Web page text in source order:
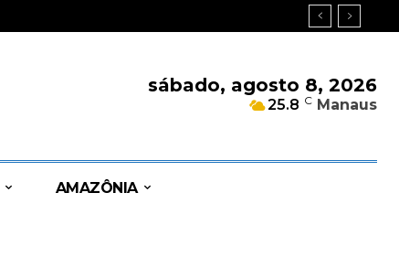
sábado, agosto 8, 2026
25.8 C Manaus
AMAZÔNIA